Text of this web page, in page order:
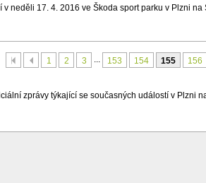
v neděli 17. 4. 2016 ve Škoda sport parku v Plzni
PrvníPředchozí
1 2 3 ... 153 154 155 156
zprávy týkající se současných událostí v Plzni